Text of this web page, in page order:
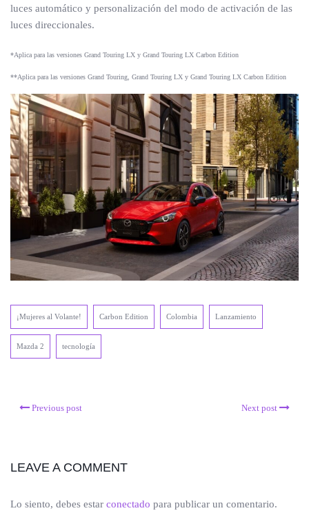
luces automático y personalización del modo de activación de las
luces direccionales.
*Aplica para las versiones Grand Touring LX y Grand Touring LX Carbon Edition
**Aplica para las versiones Grand Touring, Grand Touring LX y Grand Touring LX Carbon Edition
¡Mujeres al Volante! Carbon Edition Colombia Lanzamiento
Mazda 2 tecnología
Previous post Next post
LEAVE A COMMENT
Lo siento, debes estar conectado para publicar un comentario.